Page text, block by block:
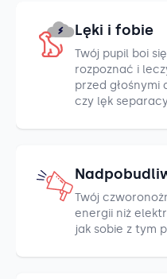
Lęki i fobie
Twój pupil boi
rozpoznać i
przed głośnymi
czy lęk
Twój
energii niż
jak sobie z tym